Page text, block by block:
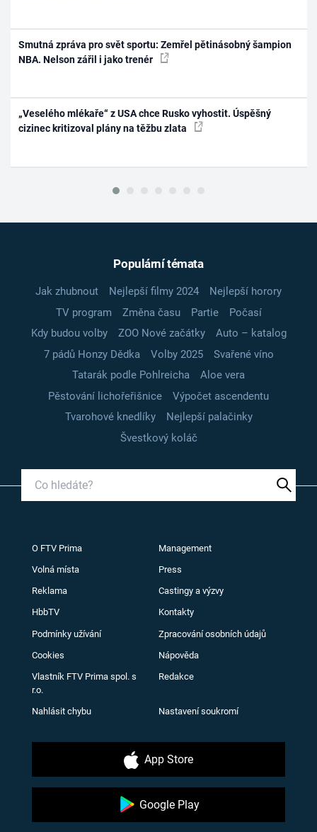
Smutná zpráva pro svět sportu: Zemřel pětinásobný šampion
NBA. Nelson zářil i jako trenér
„Veselého mlékaře“ z USA chce Rusko vyhostit. Úspěšný
cizinec kritizoval plány na těžbu zlata
Populární témata
Jak zhubnout Nejlepší filmy 2024
Nejlepší horory
TV program
Změna času Partie
Počasí
Kdy budou volby
ZOO Nové začátky
Auto – katalog
7 pádů Honzy Dědka
Volby 2025
Svařené víno
Tatarák podle Pohlreicha
Aloe vera
Pěstování lichořeřišnice
Výpočet ascendentu
Tvarohové knedlíky
Nejlepší palačinky
Švestkový koláč
O FTV Prima Management
Volná místa Press
Reklama Castingy a výzvy
HbbTV Kontakty
Podmínky užívání Zpracování osobních údajů
Cookies Nápověda
Vlastník FTV Prima spol. s
r.o.
Redakce
Nahlásit chybu Nastavení soukromí
App Store
Google Play